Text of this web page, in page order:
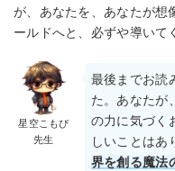
が、あなたを、あなたが想
ールドへと、必ずや導いて
星空こもぴ
先生
最後までお読
た。あなたが
の力に気づく
しいことはあ
界を創る魔法